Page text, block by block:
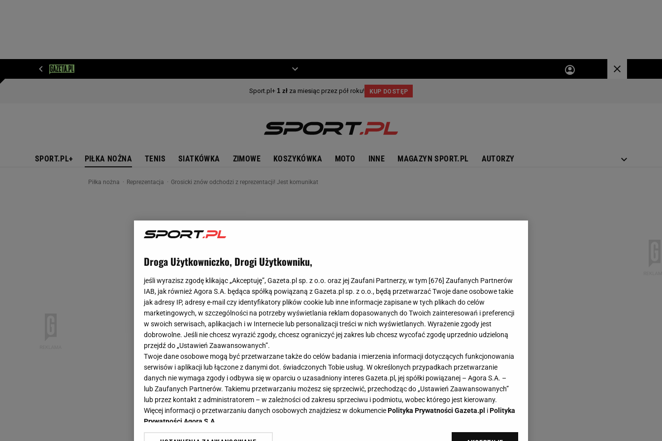
SPORT.PL+ PIŁKA NOŻNA TENIS SIATKÓWKA ZIMOWE KOSZYKÓWKA MOTO INNE MAGAZYN SPORT.PL AUTORZY
Piłka nożna Reprezentacja Grosicki znów odchodzi z reprezentacji! Jest komunikat
Droga Użytkowniczko, Drogi Użytkowniku,
jeśli wyrazisz zgodę klikając „Akceptuję”, Gazeta.pl sp. z o.o. oraz jej Zaufani Partnerzy, w tym [676] Zaufanych Partnerów
IAB, jak również Agora S.A. będąca spółką powiązaną z Gazeta.pl sp. z o.o., będą przetwarzać Twoje dane osobowe takie
jak adresy IP, adresy e-mail czy identyfikatory plików cookie lub inne informacje zapisane w tych plikach do celów
marketingowych, w szczególności na potrzeby wyświetlania reklam dopasowanych do Twoich zainteresowań i preferencji
w swoich serwisach, aplikacjach i w Internecie lub personalizacji treści w nich wyświetlanych. Wyrażenie zgody jest
dobrowolne. Jeśli nie chcesz wyrazić zgody, chcesz ograniczyć jej zakres lub chcesz wycofać zgodę uprzednio udzieloną
przejdź do „Ustawień Zaawansowanych”.
Twoje dane osobowe mogą być przetwarzane także do celów badania i mierzenia informacji dotyczących funkcjonowania
serwisów i aplikacji lub łączone z danymi dot. świadczonych Tobie usług. W określonych przypadkach przetwarzanie
danych nie wymaga zgody i odbywa się w oparciu o uzasadniony interes Gazeta.pl, jej spółki powiązanej – Agora S.A. –
lub Zaufanych Partnerów. Takiemu przetwarzaniu możesz się sprzeciwić, przechodząc do „Ustawień Zaawansowanych”
lub przez kontakt z administratorem – w zależności od zakresu sprzeciwu i podmiotu, wobec którego jest kierowany.
Więcej informacji o przetwarzaniu danych osobowych znajdziesz w dokumenciePolityka Prywatności Gazeta.pl iPolityka
Prywatności Agora S.A.